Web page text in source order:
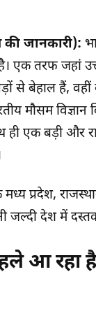
जानकारी):
तरफ जहां
बेहाल हैं, वहीं
मौसम
ही एक बड़ी
प्रदेश,
जल्दी देश में
आ